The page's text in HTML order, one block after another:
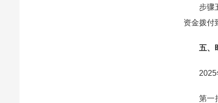
步骤五
资金拨付
五、
2025年
第一批